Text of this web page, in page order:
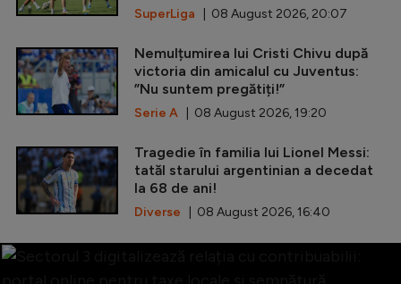
SuperLiga | 08 August 2026, 20:07
Nemulțumirea lui Cristi Chivu după
victoria din amicalul cu Juventus:
”Nu suntem pregătiți!”
Serie A | 08 August 2026, 19:20
Tragedie în familia lui Lionel Messi:
tatăl starului argentinian a decedat
la 68 de ani!
Diverse | 08 August 2026, 16:40